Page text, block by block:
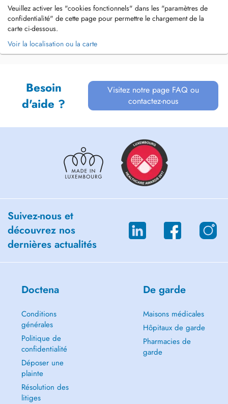
Veuillez activer les "cookies fonctionnels" dans les "paramètres de
confidentialité" de cette page pour permettre le chargement de la
carte ci-dessous.
Voir la localisation ou la carte
Besoin
d'aide ?
Visitez notre page FAQ ou
contactez-nous
Suivez-nous et
découvrez nos
dernières actualités
Doctena
Conditions
générales
Politique de
confidentialité
Déposer une
plainte
Résolution des
litiges
De garde
Maisons médicales
Hôpitaux de garde
Pharmacies de
garde